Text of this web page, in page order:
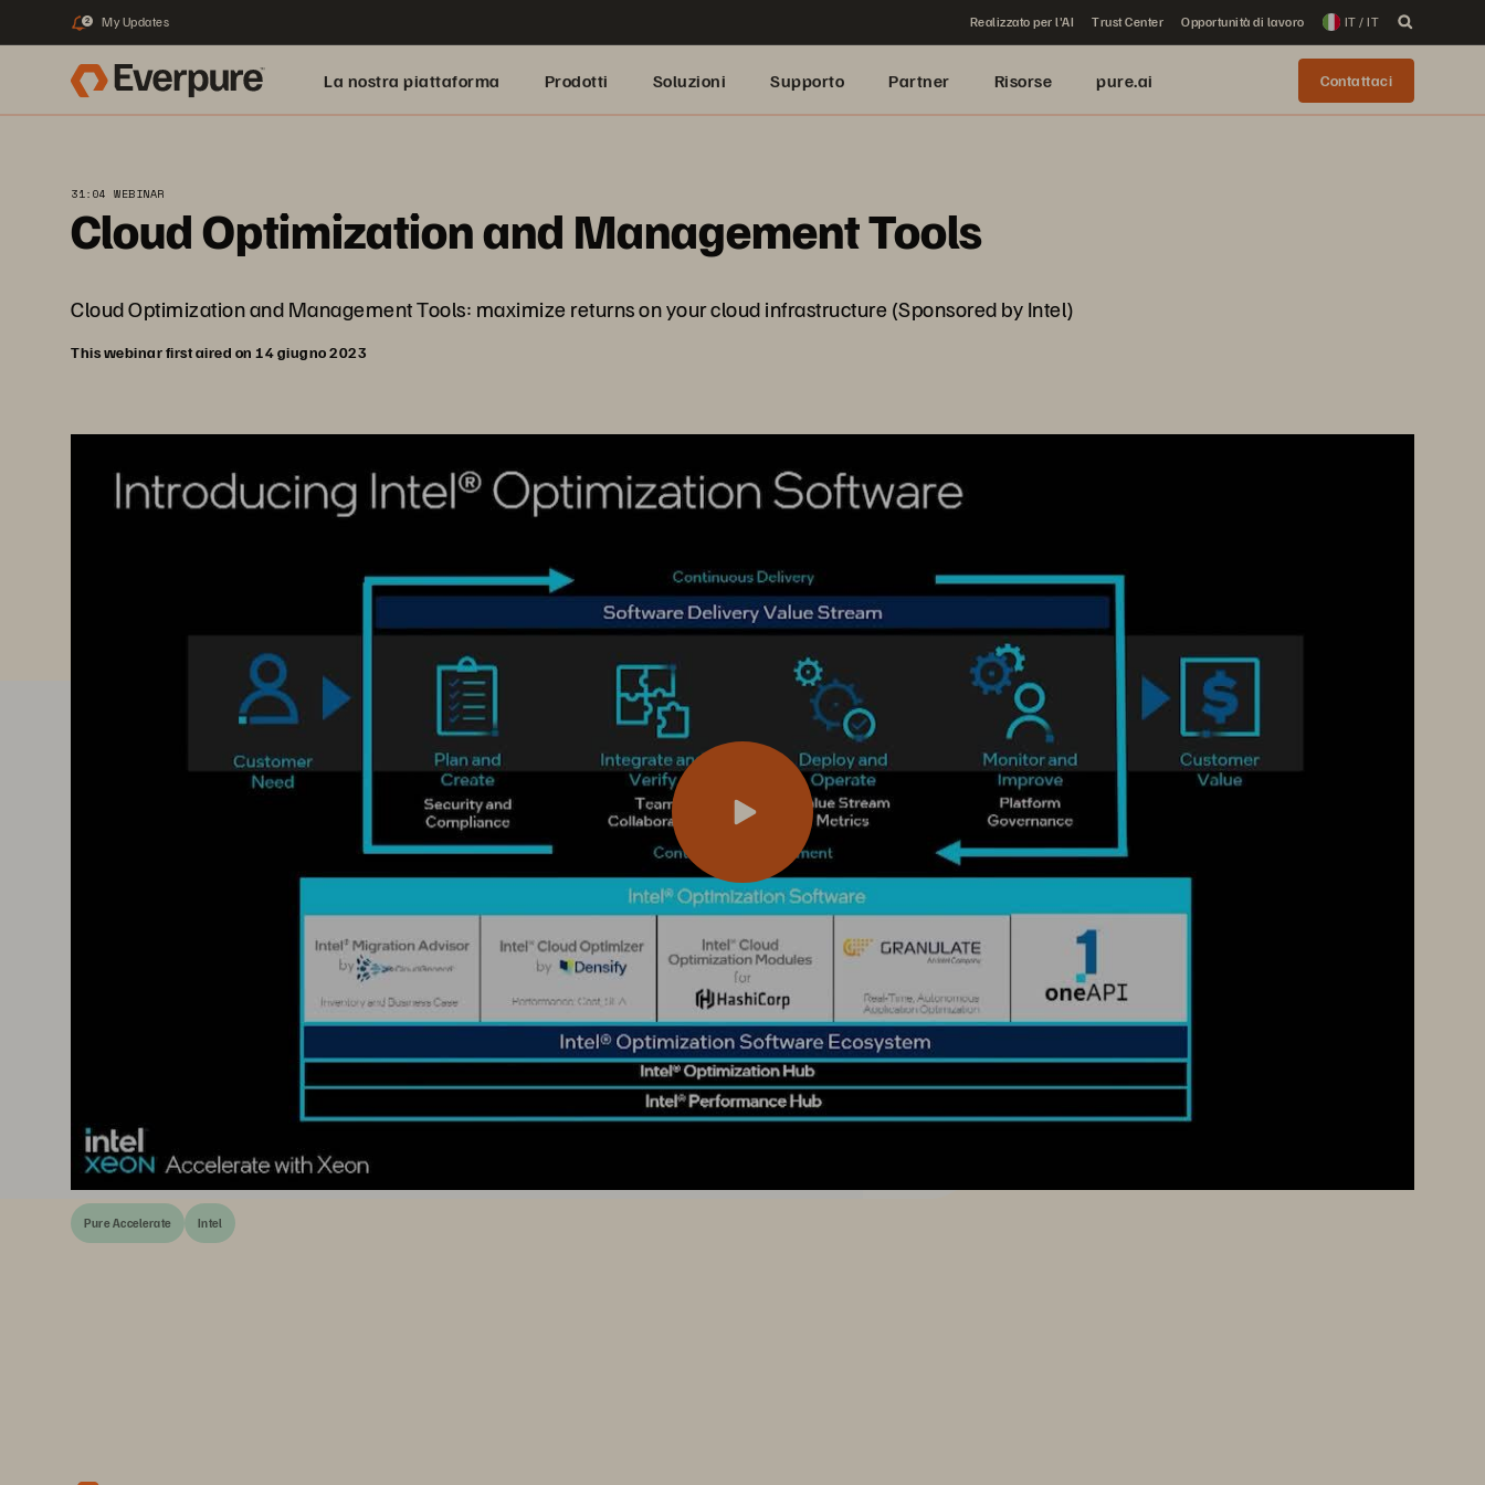
2 My Updates Realizzato per l'AI Trust Center Opportunità di lavoro IT / IT
La nostra piattaforma Prodotti Soluzioni Supporto Partner Risorse pure.ai Contattaci
31:04 WEBINAR
Cloud Optimization and Management Tools
Cloud Optimization and Management Tools: maximize returns on your cloud infrastructure (Sponsored by Intel)
This webinar first aired on 14 giugno 2023
Pure Accelerate Intel